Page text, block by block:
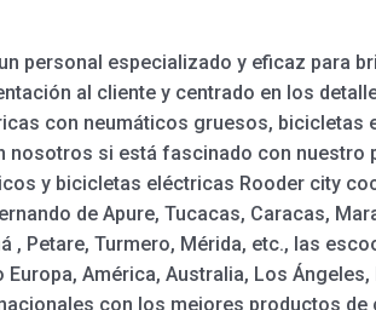
personal especializado y eficaz para
al cliente y centrado en los
con neumáticos gruesos, bicicletas
nosotros si está fascinado con nuestro
y bicicletas eléctricas Rooder city
de Apure, Tucacas, Caracas,
, Petare, Turmero, Mérida, etc., las
Europa, América, Australia, Los
con los mejores productos